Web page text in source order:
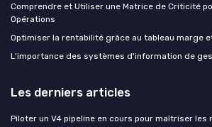
Comprendre et Utiliser une Matrice de Criticité
Opérations
Optimiser la rentabilité grâce au tableau marge
L'importance des systèmes d'information de
Les derniers articles
Piloter un V4 pipeline en cours pour maîtriser les